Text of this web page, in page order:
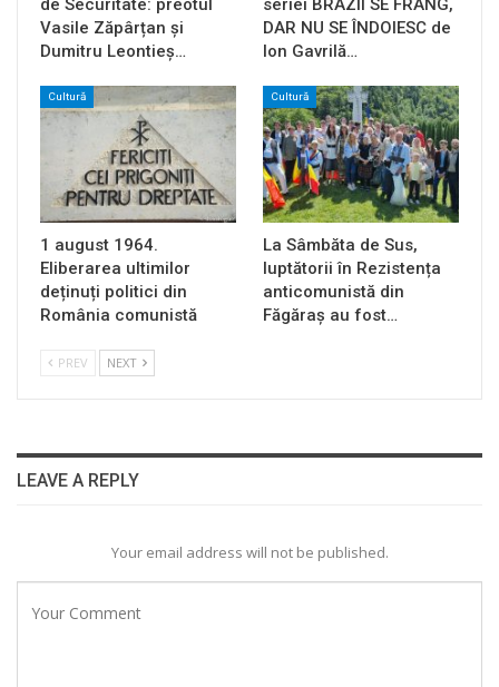
de Securitate: preotul
Vasile Zăpârțan și
Dumitru Leontieș…
seriei BRAZII SE FRÂNG,
DAR NU SE ÎNDOIESC de
Ion Gavrilă…
Cultură
1 august 1964.
Eliberarea ultimilor
deținuți politici din
România comunistă
Cultură
La Sâmbăta de Sus,
luptătorii în Rezistența
anticomunistă din
Făgăraș au fost…
PREV NEXT
LEAVE A REPLY
Your email address will not be published.